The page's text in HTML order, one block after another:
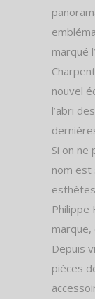
marqué
nouvel
l’abri
Si on ne
nom est
Depuis
pièces